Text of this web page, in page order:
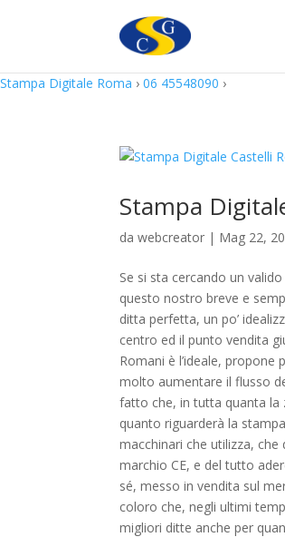
Stampa Digitale Roma › 06 45548090 ›
Stampa
da webcreator | Mag 22,
Se si sta cercando un
questo nostro breve e
ditta perfetta, un po’
centro ed il punto vendita
Romani è l’ideale,
molto aumentare il flusso
fatto che, in tutta quanta la
quanto riguarderà la
macchinari che utilizza,
marchio CE, e del tutto
sé, messo in vendita sul
coloro che, negli ultimi
migliori ditte anche per